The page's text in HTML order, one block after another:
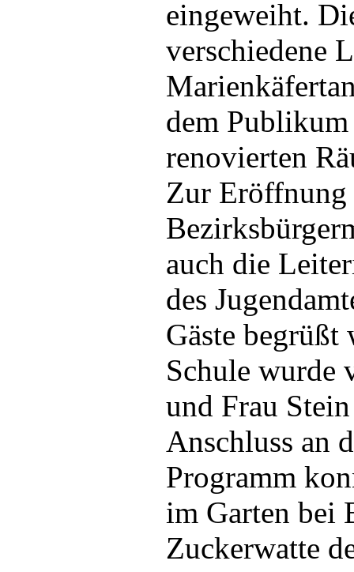
eingeweiht.
verschiedene
dem
renovierten
Zur Eröffnung
auch die
des
Gäste begrüßt
Schule wurde
und Frau
Anschluss an
Programm
im Garten bei
Zuckerwatte